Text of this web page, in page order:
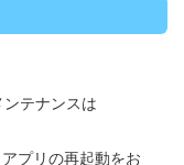
テナンスは
プリの再起動をお